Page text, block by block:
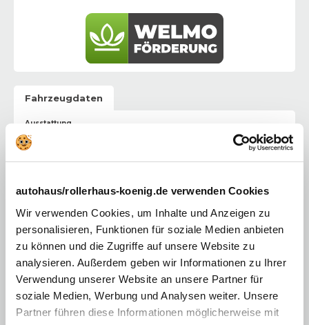
autohaus/rollerhaus-koenig.de verwenden Cookies
Wir verwenden Cookies, um Inhalte und Anzeigen zu
personalisieren, Funktionen für soziale Medien anbieten
zu können und die Zugriffe auf unsere Website zu
analysieren. Außerdem geben wir Informationen zu Ihrer
Verwendung unserer Website an unsere Partner für
soziale Medien, Werbung und Analysen weiter. Unsere
Partner führen diese Informationen möglicherweise mit
Fahrzeugdaten
Ausstattung
Weitere Details
Ganzjahresreifen
Rückfahrkamera
Einparkhilfe 360°
1-Zonen-Klimaautomatik
Vorklimatisierung des Innenraums
Open R-Link mit 10-Zoll Display, Navigation und
integriertem Google
Beifahrerdoppelsitzbank mit Staufach und mobilem Büro